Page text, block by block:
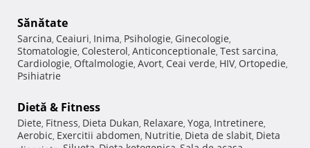
Sănătate
Sarcina, Ceaiuri, Inima, Psihologie, Ginecologie,
Stomatologie, Colesterol, Anticonceptionale, Test sarcina,
Cardiologie, Oftalmologie, Avort, Ceai verde, HIV, Ortopedie,
Psihiatrie
Dietă & Fitness
Diete, Fitness, Dieta Dukan, Relaxare, Yoga, Intretinere,
Aerobic, Exercitii abdomen, Nutritie, Dieta de slabit, Dieta